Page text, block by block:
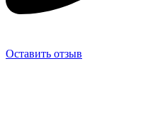
Оставить отзыв